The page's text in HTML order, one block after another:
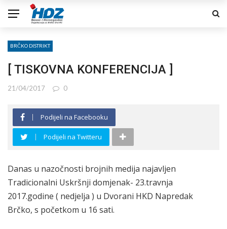
BRČKO DISTRIKT
[ TISKOVNA KONFERENCIJA ]
21/04/2017 0
Podijeli na Facebooku
Podijeli na Twitteru
Danas u nazočnosti brojnih medija najavljen
Tradicionalni Uskršnji domjenak- 23.travnja
2017.godine ( nedjelja ) u Dvorani HKD Napredak
Brčko, s početkom u 16 sati.